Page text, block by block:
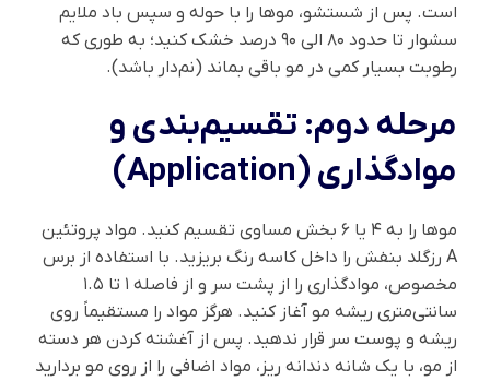
است. پس از شستشو، موها را با حوله و سپس باد ملایم
سشوار تا حدود ۸۰ الی ۹۰ درصد خشک کنید؛ به طوری که
رطوبت بسیار کمی در مو باقی بماند (نم‌دار باشد).
مرحله دوم: تقسیم‌بندی و
موادگذاری (Application)
موها را به ۴ یا ۶ بخش مساوی تقسیم کنید. مواد پروتئین
A رزگلد بنفش را داخل کاسه رنگ بریزید. با استفاده از برس
مخصوص، موادگذاری را از پشت سر و از فاصله ۱ تا ۱.۵
سانتی‌متری ریشه مو آغاز کنید. هرگز مواد را مستقیماً روی
ریشه و پوست سر قرار ندهید. پس از آغشته کردن هر دسته
از مو، با یک شانه دندانه ریز، مواد اضافی را از روی مو بردارید